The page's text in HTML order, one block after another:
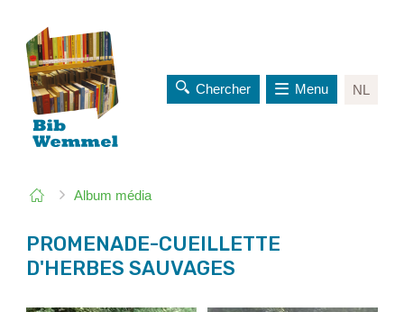
Chercher NL
Menu
êtes
Page
départ
Album média
PROMENADE-CUEILLETTE
D'HERBES SAUVAGES